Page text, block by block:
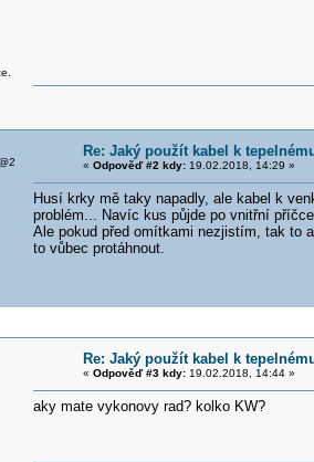
Re: Jaký použít kabel k
« Odpověď #2 kdy:19.02.2018, 14:29 »
Husí krky mě taky napadly, ale kabel k
problém... Navíc kus půjde po vnitřní
Ale pokud před omítkami nezjistím, tak to
to vůbec protáhnout.
Re: Jaký použít kabel k
« Odpověď #3 kdy:19.02.2018, 14:44 »
aky mate vykonovy rad? kolko KW?